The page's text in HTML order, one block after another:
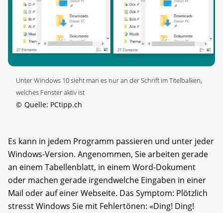
Unter Windows 10 sieht man es nur an der Schrift im Titelbalken,
welches Fenster aktiv ist
© Quelle: PCtipp.ch
Es kann in jedem Programm passieren und unter jeder
Windows-Version. Angenommen, Sie arbeiten gerade
an einem Tabellenblatt, in einem Word-Dokument
oder machen gerade irgendwelche Eingaben in einer
Mail oder auf einer Webseite. Das Symptom: Plötzlich
stresst Windows Sie mit Fehlertönen: «Ding! Ding!